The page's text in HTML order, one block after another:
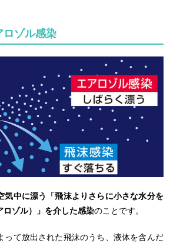
ゾル感染
気中に漂う「飛沫よりさらに小さな水分を
ロゾル）」を介した感染のことです。
って放出された飛沫のうち、液体を含んだ